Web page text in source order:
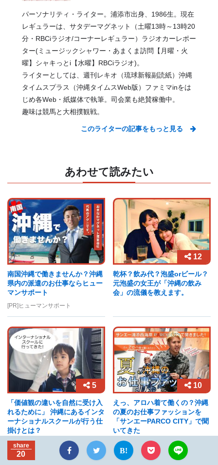
share
20
パーソナリティ・ライター。浦添市出身、1986生。現在
レギュラーは、サタデーマグネット（土曜13時～13時20
分・RBCiラジオ/コーナーレギュラー）ラジオカーレポー
ター(ミュージックシャワー・あまくま訪問【月曜・火
曜】シャキっとi【水曜】RBCiラジオ)。
ライターとしては、週刊レキオ（琉球新報副読紙）沖縄
タイムスプラス（沖縄タイムスWeb版）ファミマinをは
じめ各Web・紙媒体で執筆。司会業も絶賛稼働中。
趣味は競馬と大相撲観戦。
このライターの記事をもっと見る
あわせて読みたい
南国沖縄で働きませんか？沖縄
県内の派遣のお仕事ならヒュー
マンサポート
[PR]ヒューマンサポート
12
乾杯？飲み代？泡盛orビール？
元泡盛の女王が「沖縄の飲み
会」の流儀を教えます。
5
「価値観の違いを自然に受け入
れるために」 沖縄にあるインタ
ーナショナルスクールが行う仕
掛けとは？
10
えっ、アロハ着て働くの？沖縄
の夏のお仕事ファッションを
「サンエーPARCO CITY」で聞
いてきた